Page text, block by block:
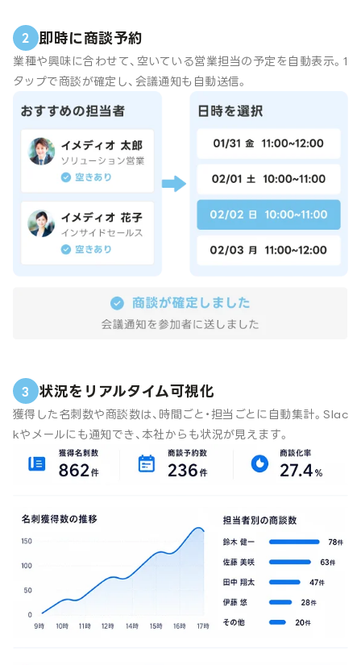
2 即時に商談予約
業種や興味に合わせて、空いている営業担当の予定を自動表示。1
タップで商談が確定し、会議通知も自動送信。
3 状況をリアルタイム可視化
獲得した名刺数や商談数は、時間ごと・担当ごとに自動集計。Slac
kやメールにも通知でき、本社からも状況が見えます。